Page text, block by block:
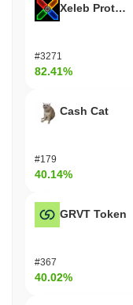
Xeleb Protocol
#3271
82.41%
Cash Cat
#179
40.14%
GRVT Token
#367
40.02%